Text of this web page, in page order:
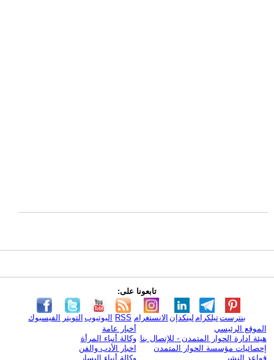
تابعونا على:
الفيسبوك التويتر اليوتيوب RSS الانستغرام لينكدإن تيلكرامبنترست
الموقع الرئيسي
هيئة ادارة الحوار المتمدن - للإتصال بنا
إحصائيات مؤسسة الحوار المتمدن
قواعد النشر
أخبار عامة
وكالة أنباء المرأة
اخبار الأدب والفن
وكالة أنباء اليسار